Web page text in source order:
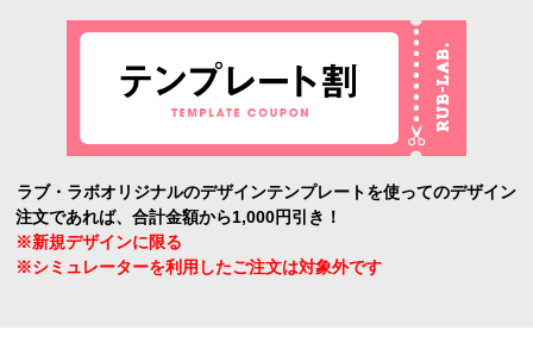
ラブ・ラボオリジナルのデザインテンプレートを使ってのデザイン
注文であれば、合計金額から1,000円引き！
※新規デザインに限る
※シミュレーターを利用したご注文は対象外です